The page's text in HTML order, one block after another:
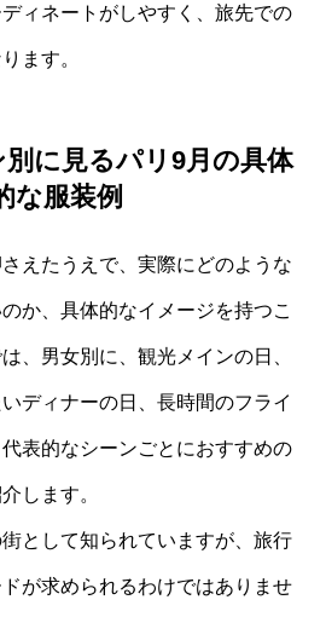
ィネートがしやすく、旅先での
ます。
に見るパリ9月の具体
な服装例
えたうえで、実際にどのような
か、具体的なイメージを持つこ
、男女別に、観光メインの日、
ディナーの日、長時間のフライ
表的なシーンごとにおすすめの
します。
として知られていますが、旅行
が求められるわけではありませ